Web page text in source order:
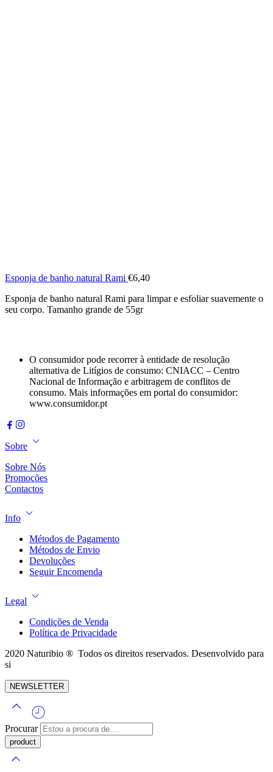
Esponja de banho natural Rami €6,40
Esponja de banho natural Rami para limpar e esfoliar suavemente o
seu corpo. Tamanho grande de 55gr
O consumidor pode recorrer à entidade de resolução
alternativa de Litígios de consumo: CNIACC – Centro
Nacional de Informação e arbitragem de conflitos de
consumo. Mais informações em portal do consumidor:
www.consumidor.pt
Sobre
Sobre Nós
Promoções
Contactos
Info
Métodos de Pagamento
Métodos de Envio
Devoluções
Seguir Encomenda
Legal
Condições de Venda
Política de Privacidade
2020 Naturibio ® Todos os direitos reservados. Desenvolvido para
si
NEWSLETTER
Procurar